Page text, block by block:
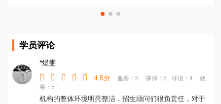
学员评论
*煜雯
4.5分
服务：5 讲师：5 环境：4
效
果：5
机构的整体环境明亮整洁，招生顾问们很负责任，对于